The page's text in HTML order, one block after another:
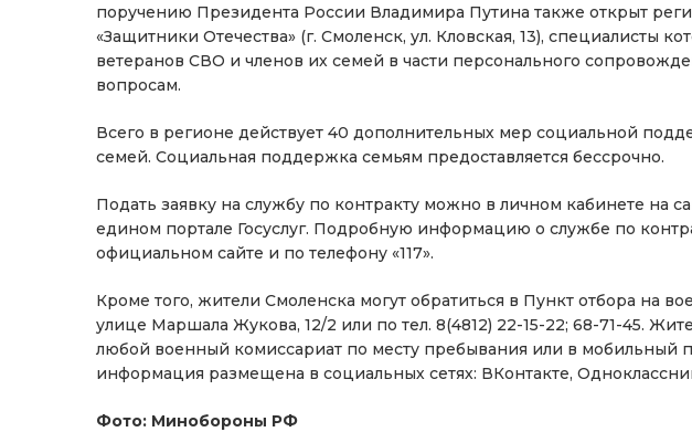
поручению Президента России Владимира Путина также открыт
«Защитники Отечества» (г. Смоленск, ул. Кловская, 13), специалисты
ветеранов СВО и членов их семей в части персонального
вопросам.
Всего в регионе действует 40 дополнительных мер социальной
семей. Социальная поддержка семьям предоставляется бессрочно.
Подать заявку на службу по контракту можно в личном кабинете на
едином портале Госуслуг. Подробную информацию о службе по
официальном сайте и по телефону «117».
Кроме того, жители Смоленска могут обратиться в Пункт отбора на
улице Маршала Жукова, 12/2 или по тел. 8(4812) 22-15-22; 68-71-45.
любой военный комиссариат по месту пребывания или в мобильный
информация размещена в социальных сетях: ВКонтакте,
Фото: Минобороны РФ